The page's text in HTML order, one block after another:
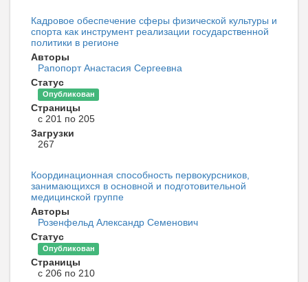
Кадровое обеспечение сферы физической культуры и
спорта как инструмент реализации государственной
политики в регионе
Авторы
Рапопорт Анастасия Сергеевна
Статус
Опубликован
Страницы
с 201 по 205
Загрузки
267
Координационная способность первокурсников,
занимающихся в основной и подготовительной
медицинской группе
Авторы
Розенфельд Александр Семенович
Статус
Опубликован
Страницы
с 206 по 210